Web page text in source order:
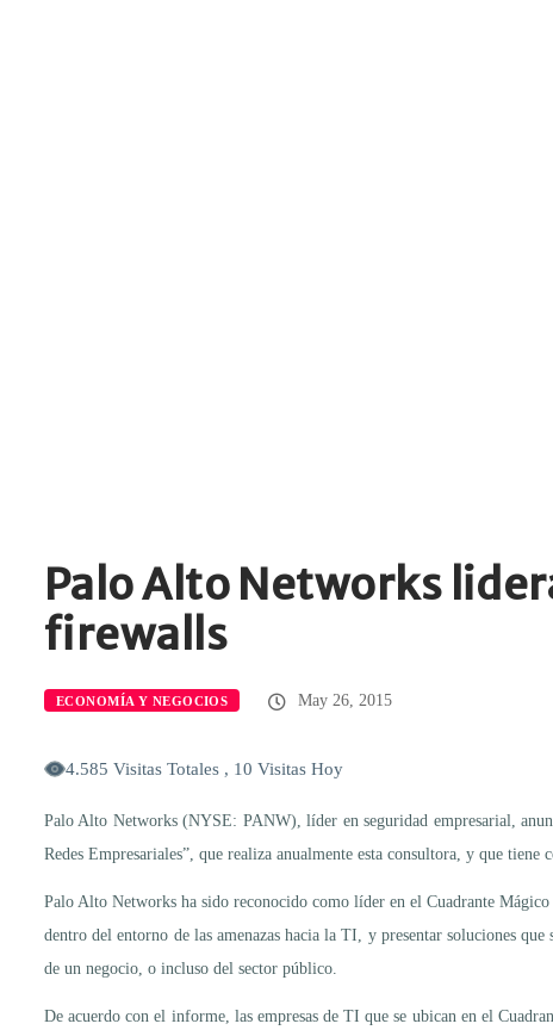
Palo Alto Networks
firewalls
ECONOMÍA Y NEGOCIOS May 26, 2015
4.585 Visitas Totales , 10 Visitas Hoy
Palo Alto Networks (NYSE: PANW), líder en seguridad empresarial,
Redes Empresariales”, que realiza anualmente esta consultora, y que
Palo Alto Networks ha sido reconocido como líder en el Cuadrante
dentro del entorno de las amenazas hacia la TI, y presentar soluciones
de un negocio, o incluso del sector público.
De acuerdo con el informe, las empresas de TI que se ubican en el